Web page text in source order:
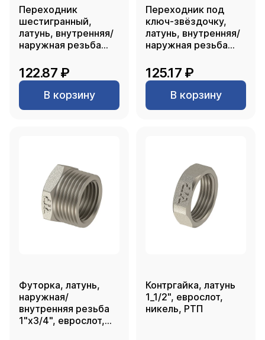
Переходник
шестигранный,
латунь, внутренняя/
наружная резьба
RTP
122.87 ₽
В корзину
Переходник под
ключ-звёздочку,
латунь, внутренняя/
наружная резьба
RTP
125.17 ₽
В корзину
Футорка, латунь,
наружная/
внутренняя резьба
1"х3/4", еврослот,
Контргайка, латунь
1_1/2", еврослот,
никель, РТП